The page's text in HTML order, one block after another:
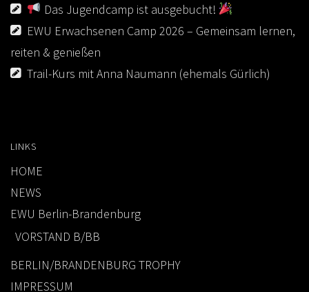
Das Jugendcamp ist ausgebucht!
EWU Erwachsenen Camp 2026 – Gemeinsam lernen,
reiten & genießen
Trail-Kurs mit Anna Naumann (ehemals Gürlich)
LINKS
HOME
NEWS
EWU Berlin-Brandenburg
VORSTAND B/BB
BERLIN/BRANDENBURG TROPHY
IMPRESSUM